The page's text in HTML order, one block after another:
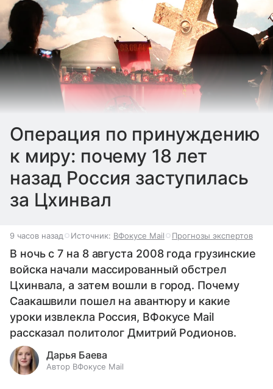
Операция по принуждению
к миру: почему 18 лет
назад Россия заступилась
за Цхинвал
9 часов назад Источник: ВФокусе Mail Прогнозы экспертов
В ночь с 7 на 8 августа 2008 года грузинские
войска начали массированный обстрел
Цхинвала, а затем вошли в город. Почему
Саакашвили пошел на авантюру и какие
уроки извлекла Россия, ВФокусе Mail
рассказал политолог Дмитрий Родионов.
Дарья Баева
Автор ВФокусе Mail